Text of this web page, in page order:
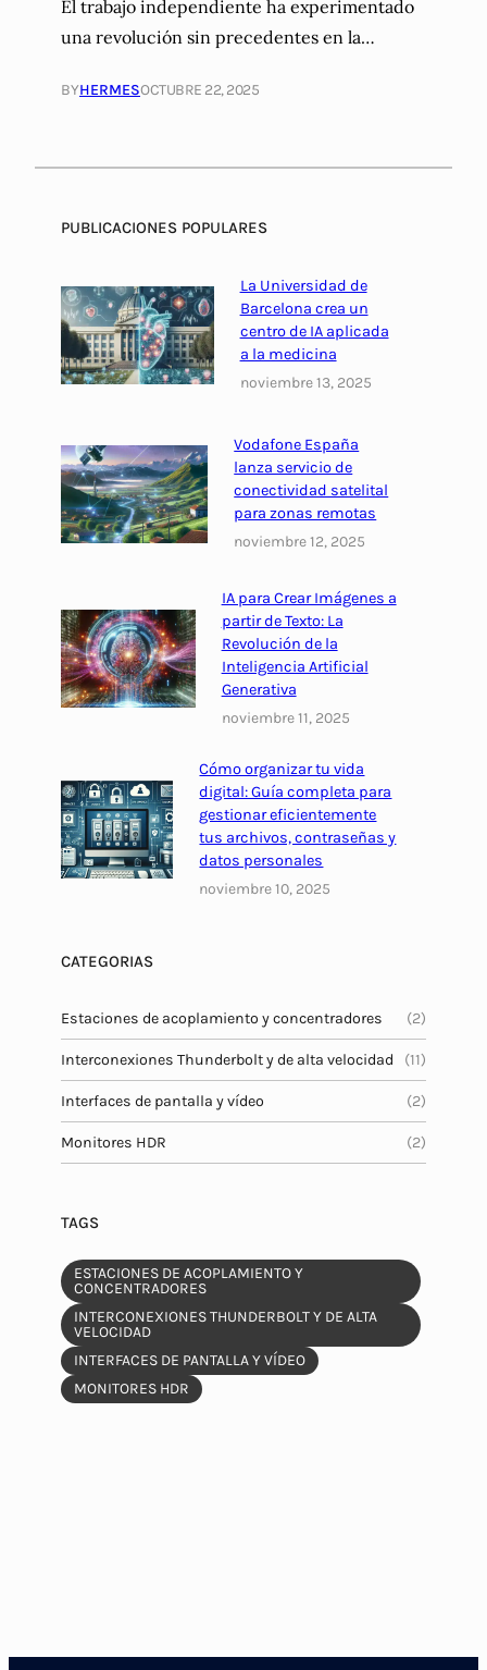
El trabajo independiente ha experimentado
una revolución sin precedentes en la…
BYHERMESOCTUBRE 22, 2025
PUBLICACIONES POPULARES
La Universidad de
Barcelona crea un
centro de IA aplicada
a la medicina
noviembre 13, 2025
Vodafone España
lanza servicio de
conectividad satelital
para zonas remotas
noviembre 12, 2025
IA para Crear Imágenes a
partir de Texto: La
Revolución de la
Inteligencia Artificial
Generativa
noviembre 11, 2025
Cómo organizar tu vida
digital: Guía completa para
gestionar eficientemente
tus archivos, contraseñas y
datos personales
noviembre 10, 2025
CATEGORIAS
Estaciones de acoplamiento y concentradores (2)
Interconexiones Thunderbolt y de alta velocidad (11)
Interfaces de pantalla y vídeo (2)
Monitores HDR (2)
TAGS
ESTACIONES DE ACOPLAMIENTO Y
CONCENTRADORES
INTERCONEXIONES THUNDERBOLT Y DE ALTA
VELOCIDAD
INTERFACES DE PANTALLA Y VÍDEO
MONITORES HDR